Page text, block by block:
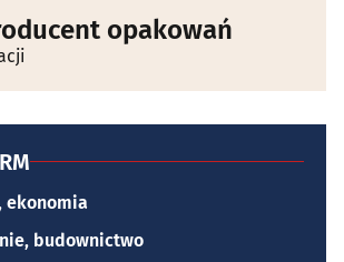
opakowań
ekonomia
budownictwo